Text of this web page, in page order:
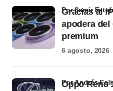
Gracias al
apodera del
premium
por Samir
6 agosto, 2026
Oppo Reno
por Andrés